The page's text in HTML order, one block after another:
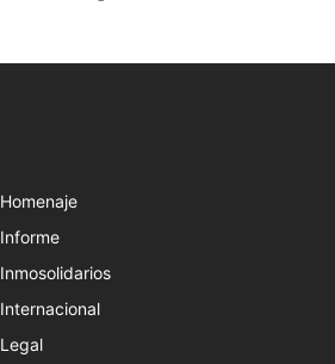
Homenaje
Informe
Inmosolidarios
Internacional
Legal